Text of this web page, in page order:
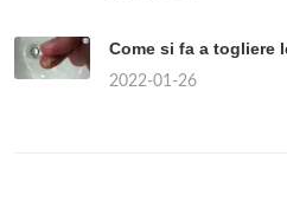
Come si fa a togliere
2022-01-26